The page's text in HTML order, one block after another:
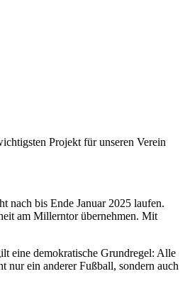
Projekt für unseren Verein
nach bis Ende Januar 2025 laufen.
am Millerntor übernehmen. Mit
eine demokratische Grundregel: Alle
nur ein anderer Fußball, sondern auch